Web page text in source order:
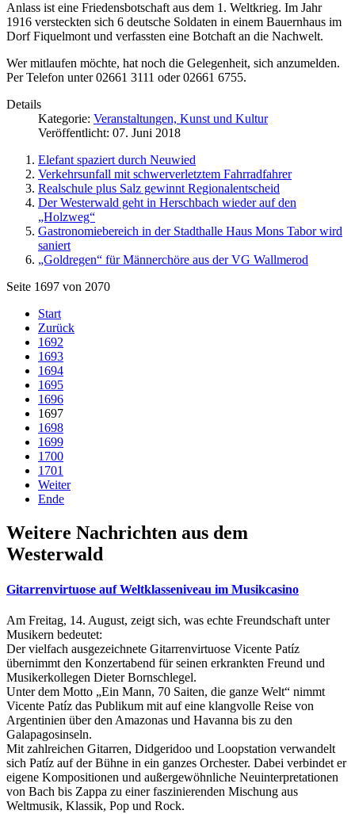
Anlass ist eine Friedensbotschaft aus dem 1. Weltkrieg. Im Jahr
1916 versteckten sich 6 deutsche Soldaten in einem Bauernhaus im
Dorf Fiquelmont und verfassten eine Botchaft an die Nachwelt.
Wer mitlaufen möchte, hat noch die Gelegenheit, sich anzumelden.
Per Telefon unter 02661 3111 oder 02661 6755.
Details
Kategorie: Veranstaltungen, Kunst und Kultur
Veröffentlicht: 07. Juni 2018
Elefant spaziert durch Neuwied
Verkehrsunfall mit schwerverletztem Fahrradfahrer
Realschule plus Salz gewinnt Regionalentscheid
Der Westerwald geht in Herschbach wieder auf den
„Holzweg“
Gastronomiebereich in der Stadthalle Haus Mons Tabor wird
saniert
„Goldregen“ für Männerchöre aus der VG Wallmerod
Seite 1697 von 2070
Start
Zurück
1692
1693
1694
1695
1696
1697
1698
1699
1700
1701
Weiter
Ende
Weitere Nachrichten aus dem
Westerwald
Gitarrenvirtuose auf Weltklasseniveau im Musikcasino
Am Freitag, 14. August, zeigt sich, was echte Freundschaft unter
Musikern bedeutet:
Der vielfach ausgezeichnete Gitarrenvirtuose Vicente Patíz
übernimmt den Konzertabend für seinen erkrankten Freund und
Musikerkollegen Dieter Bornschlegel.
Unter dem Motto „Ein Mann, 70 Saiten, die ganze Welt“ nimmt
Vicente Patíz das Publikum mit auf eine klangvolle Reise von
Argentinien über den Amazonas und Havanna bis zu den
Galapagosinseln.
Mit zahlreichen Gitarren, Didgeridoo und Loopstation verwandelt
sich Patíz auf der Bühne in ein ganzes Orchester. Dabei verbindet er
eigene Kompositionen und außergewöhnliche Neuinterpretationen
von Bach bis Zappa zu einer faszinierenden Mischung aus
Weltmusik, Klassik, Pop und Rock.